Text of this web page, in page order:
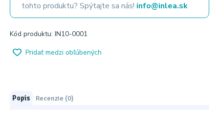
tohto produktu? Spýtajte sa nás! info@inlea.sk
Kód produktu: IN10-0001
Pridať medzi obľúbených
Popis Recenzie (0)